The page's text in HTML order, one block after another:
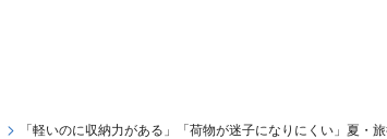
「軽いのに収納力がある」「荷物が迷子になりにくい」夏・